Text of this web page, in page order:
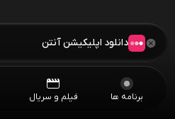
برنامه ها فیلم و سریال
دانلود اپلیکیشن آنتن